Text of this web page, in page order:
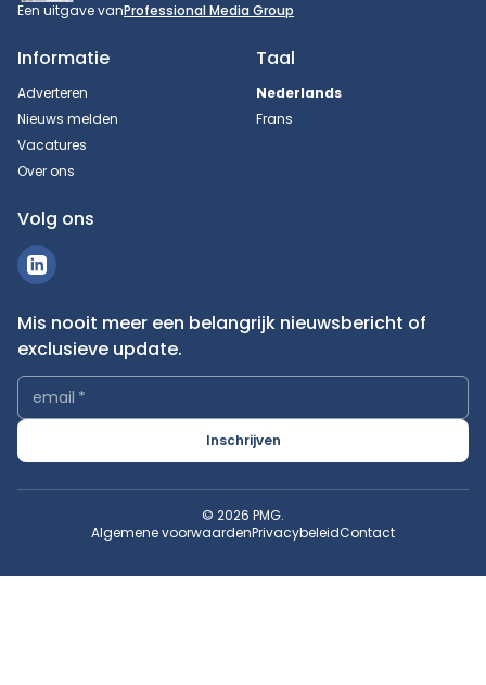
Een uitgave vanProfessional Media Group
Informatie
Adverteren
Nieuws melden
Vacatures
Over ons
Taal
Nederlands
Frans
Volg ons
Mis nooit meer een belangrijk nieuwsbericht of
exclusieve update.
email *
Inschrijven
© 2026 PMG.
Algemene voorwaardenPrivacybeleidContact